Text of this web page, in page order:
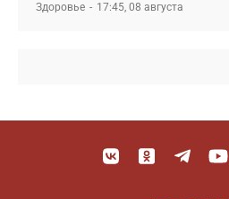
Здоровье 17:45, 08 августа